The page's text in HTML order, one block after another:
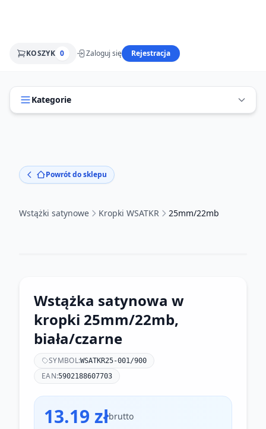
KOSZYK 0 Zaloguj się Rejestracja
Kategorie
Powrót do sklepu
Wstążki satynowe Kropki WSATKR 25mm/22mb
Wstążka satynowa w
kropki 25mm/22mb,
biała/czarne
SYMBOL:WSATKR25-001/900
EAN:5902188607703
13.19 złbrutto